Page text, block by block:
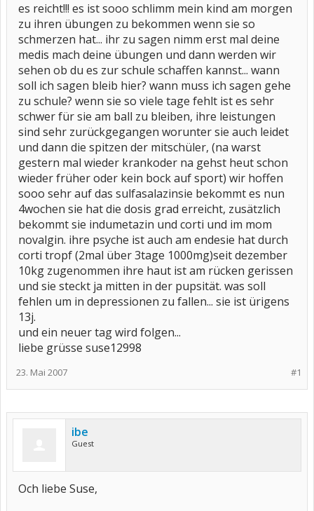
es reicht!!! es ist sooo schlimm mein kind am morgen
zu ihren übungen zu bekommen wenn sie so
schmerzen hat... ihr zu sagen nimm erst mal deine
medis mach deine übungen und dann werden wir
sehen ob du es zur schule schaffen kannst... wann
soll ich sagen bleib hier? wann muss ich sagen gehe
zu schule? wenn sie so viele tage fehlt ist es sehr
schwer für sie am ball zu bleiben, ihre leistungen
sind sehr zurückgegangen worunter sie auch leidet
und dann die spitzen der mitschüler, (na warst
gestern mal wieder krankoder na gehst heut schon
wieder früher oder kein bock auf sport) wir hoffen
sooo sehr auf das sulfasalazinsie bekommt es nun
4wochen sie hat die dosis grad erreicht, zusätzlich
bekommt sie indumetazin und corti und im mom
novalgin. ihre psyche ist auch am endesie hat durch
corti tropf (2mal über 3tage 1000mg)seit dezember
10kg zugenommen ihre haut ist am rücken gerissen
und sie steckt ja mitten in der pupsität. was soll
fehlen um in depressionen zu fallen... sie ist ürigens
13j.
und ein neuer tag wird folgen...
liebe grüsse suse12998
#1
23. Mai 2007
ibe
Guest
Och liebe Suse,